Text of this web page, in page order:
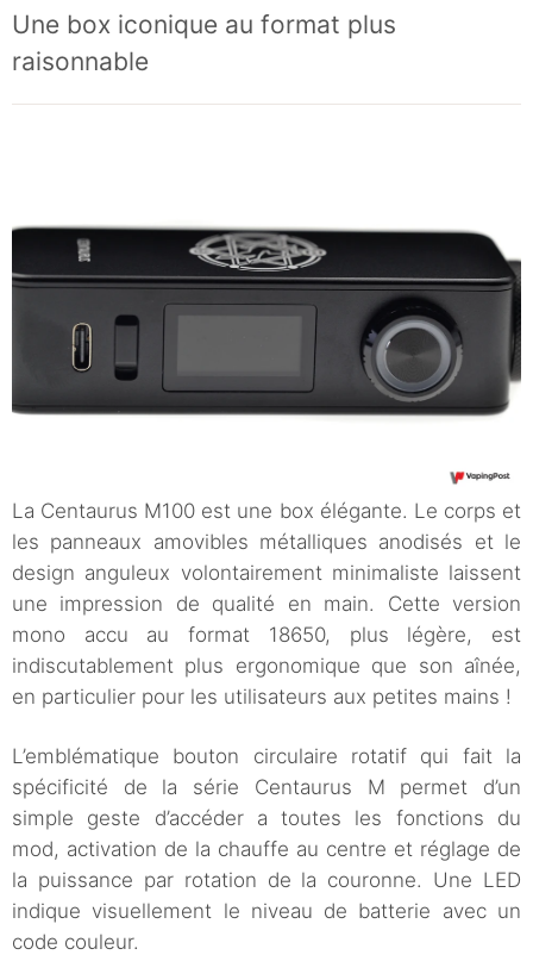
Une box iconique au format plus
raisonnable
La Centaurus M100 est une box élégante. Le corps et
les panneaux amovibles métalliques anodisés et le
design anguleux volontairement minimaliste laissent
une impression de qualité en main. Cette version
mono accu au format 18650, plus légère, est
indiscutablement plus ergonomique que son aînée,
en particulier pour les utilisateurs aux petites mains !
L’emblématique bouton circulaire rotatif qui fait la
spécificité de la série Centaurus M permet d’un
simple geste d’accéder a toutes les fonctions du
mod, activation de la chauffe au centre et réglage de
la puissance par rotation de la couronne. Une LED
indique visuellement le niveau de batterie avec un
code couleur.